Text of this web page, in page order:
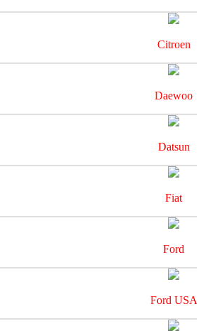
Citroen
Daewoo
Datsun
Fiat
Ford
Ford USA